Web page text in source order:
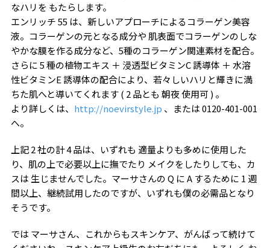
なハリを もたらします。
エンリッチ 55 は、新しいアプローチによるコラーゲン美容
液。コラーゲンの元となる成分や 肌表面でコラーゲンのしな
やかな膜を作る成分など、5種のコラーゲン関連素材を配合。
さらに 5 種の植物エキス ＋ 浸透型ビタミンC 誘導体 ＋ 水溶
性ビタミンE 誘導体の配合により、若々しいハリと輝きに満
ちた肌へと導いてくれます ( 2 品とも 朝夜 使用可 ) 。
より詳しくは、 http://noevirstyle.jp 、または 0120-401-001
へ。
上記 2 社の計 4 品は、いずれも 適量よりも多めに使用した
り、肌の上で必要以上に撫でたり メイクをしたりしても、カ
スは 生じませんでした。マーサさんの Q に A するために 1 週
間以上、継続試用したのですが、いずれも僕の必需品となり
そうです。
では マーサさん、これからもスキンケア、がんばって続けて